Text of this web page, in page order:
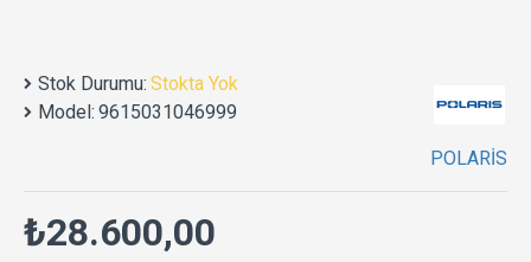
Stok Durumu: Stokta Yok
Model: 9615031046999
POLARİS
₺28.600,00